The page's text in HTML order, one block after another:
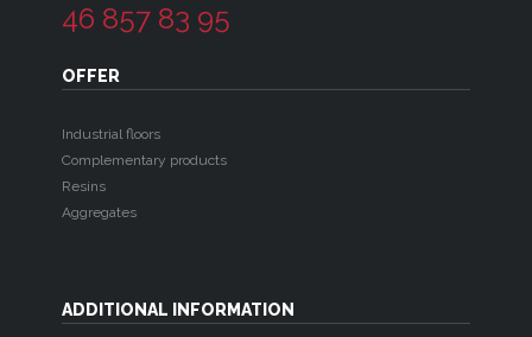
46 857 83 95
OFFER
Industrial floors
Complementary products
Resins
Aggregates
ADDITIONAL INFORMATION